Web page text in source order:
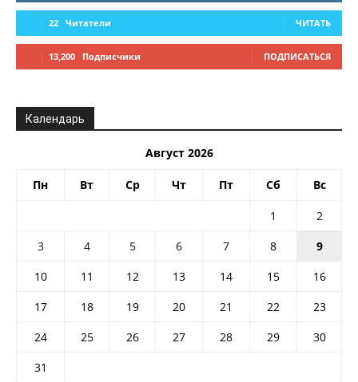
22 Читатели ЧИТАТЬ
13,200 Подписчики ПОДПИСАТЬСЯ
Календарь
Август 2026
Пн Вт Ср Чт Пт Сб Вс
1
2
3
4 5 6 7 8
9
10
11 12 13 14 15
16
17
18 19 20 21 22
23
24
25 26 27 28 29
30
31